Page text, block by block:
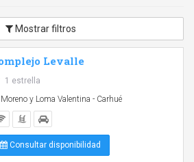
Mostrar filtros
Levalle
1 estrella
Moreno y Loma Valentina - Carhué
Consultar disponibilidad